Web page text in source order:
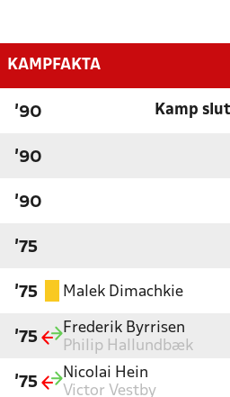
KAMPFAKTA
'90 Kamp slut
'90
'90
'75
'75 Malek Dimachkie
'75
Frederik Byrrisen
Philip Hallundbæk
'75
Nicolai Hein
Victor Vestby